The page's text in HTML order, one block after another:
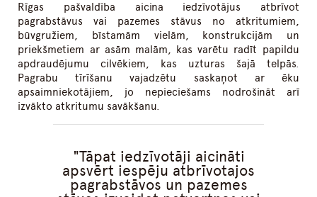
Rīgas pašvaldība aicina iedzīvotājus atbrīvot
pagrabstāvus vai pazemes stāvus no atkritumiem,
būvgružiem, bīstamām vielām, konstrukcijām un
priekšmetiem ar asām malām, kas varētu radīt papildu
apdraudējumu cilvēkiem, kas uzturas šajā telpās.
Pagrabu tīrīšanu vajadzētu saskaņot ar ēku
apsaimniekotājiem, jo nepieciešams nodrošināt arī
izvākto atkritumu savākšanu.
Tāpat iedzīvotāji aicināti
apsvērt iespēju atbrīvotajos
pagrabstāvos un pazemes